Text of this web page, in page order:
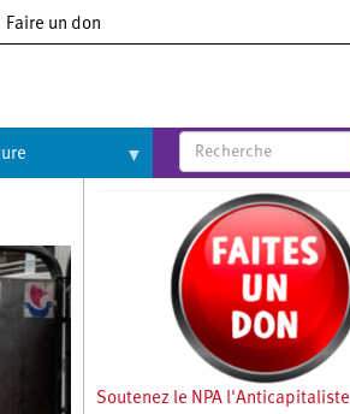
Faire un don
Soutenez le NPA l'Anticapitaliste